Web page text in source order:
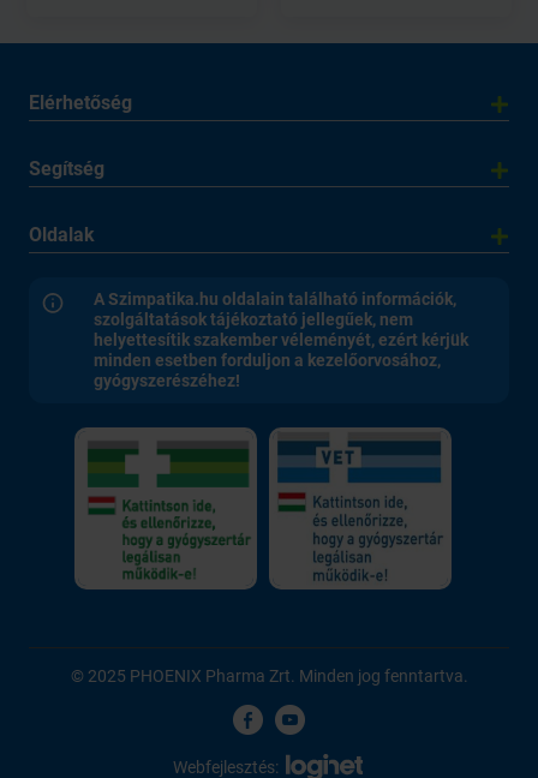
Elérhetőség
Segítség
Oldalak
A Szimpatika.hu oldalain található információk,
szolgáltatások tájékoztató jellegűek, nem
helyettesítik szakember véleményét, ezért kérjük
minden esetben forduljon a kezelőorvosához,
gyógyszerészéhez!
© 2025 PHOENIX Pharma Zrt. Minden jog fenntartva.
Webfejlesztés: